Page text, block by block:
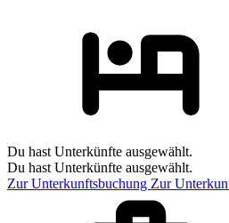
Du hast Unterkünfte ausgewählt.
Du hast Unterkünfte ausgewählt.
Zur Unterkunftsbuchung Zur